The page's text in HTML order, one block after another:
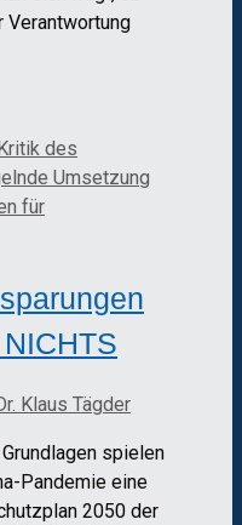
Verantwortung
des
Umsetzung
für
Klaus Tägder
spielen
Pandemie eine
2050 der